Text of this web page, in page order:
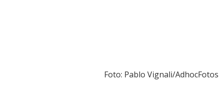
Foto: Pablo Vignali/AdhocFotos